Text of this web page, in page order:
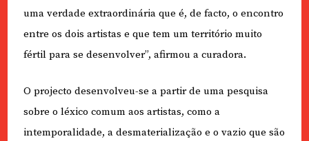
uma verdade extraordinária que é, de facto, o encontro
entre os dois artistas e que tem um território muito
fértil para se desenvolver”, afirmou a curadora.
O projecto desenvolveu-se a partir de uma pesquisa
sobre o léxico comum aos artistas, como a
intemporalidade, a desmaterialização e o vazio que são